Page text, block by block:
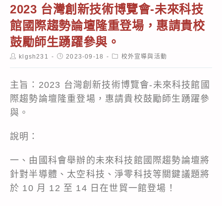
2023 台灣創新技術博覽會-未來科技
館國際趨勢論壇隆重登場，惠請貴校
鼓勵師生踴躍參與。
Postklgsh231
Post2023-09-18
Post校外宣導與活動
主旨：2023 台灣創新技術博覽會-未來科技館國
際趨勢論壇隆重登場，惠請貴校鼓勵師生踴躍參
與。
說明：
一、由國科會舉辦的未來科技館國際趨勢論壇將
針對半導體、太空科技、淨零科技等關鍵議題將
於 10 月 12 至 14 日在世貿一館登場！